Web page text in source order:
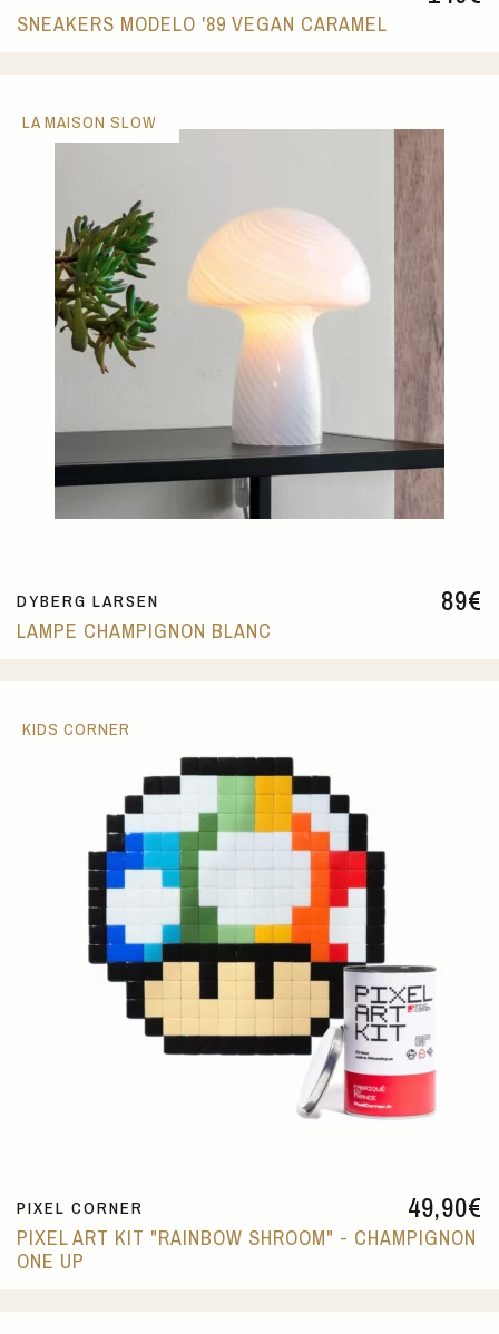
SNEAKERS MODELO '89 VEGAN CARAMEL
89€
DYBERG LARSEN
LAMPE CHAMPIGNON BLANC
LA MAISON SLOW
49,90€
PIXEL CORNER
PIXEL ART KIT "RAINBOW SHROOM" - CHAMPIGNON
ONE UP
KIDS CORNER